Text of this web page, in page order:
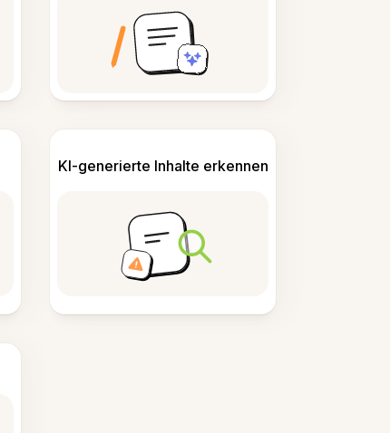
KI-generierte Inhalte erkennen